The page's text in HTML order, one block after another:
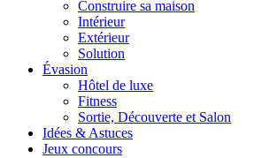
Construire sa maison
Intérieur
Extérieur
Solution
Évasion
Hôtel de luxe
Fitness
Sortie, Découverte et Salon
Idées & Astuces
Jeux concours